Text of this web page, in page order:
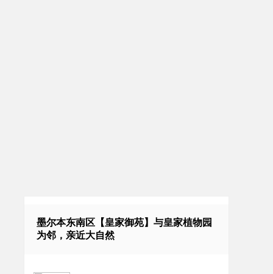
墨尔本东南区【皇家御苑】与皇家植物园
为邻，亲近大自然